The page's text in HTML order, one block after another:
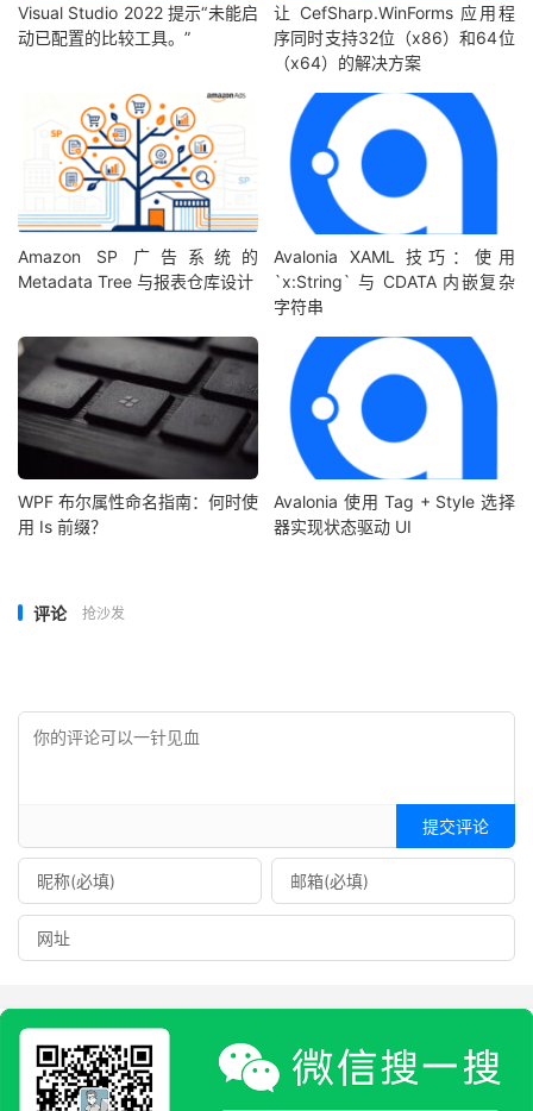
Visual Studio 2022 提示“未能启
动已配置的比较工具。”
让 CefSharp.WinForms 应用程
序同时支持32位（x86）和64位
（x64）的解决方案
Amazon SP 广告系统的
Metadata Tree 与报表仓库设计
Avalonia XAML 技巧：使用
`x:String` 与 CDATA 内嵌复杂
字符串
WPF 布尔属性命名指南：何时使
用 Is 前缀？
Avalonia 使用 Tag + Style 选择
器实现状态驱动 UI
评论 抢沙发
提交评论